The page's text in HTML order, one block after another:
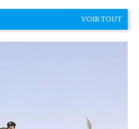
VOIR TOUT